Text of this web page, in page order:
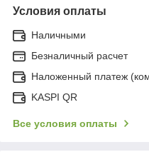
Условия оплаты
Наличными
Безналичный расчет
Наложенный платеж
KASPI QR
Все условия оплаты